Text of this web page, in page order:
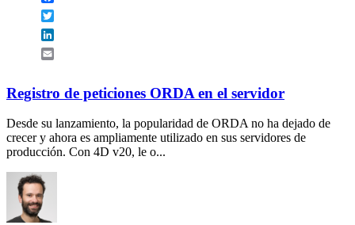
Registro de peticiones ORDA en el servidor
Desde su lanzamiento, la popularidad de ORDA no ha dejado de
crecer y ahora es ampliamente utilizado en sus servidores de
producción. Con 4D v20, le o...